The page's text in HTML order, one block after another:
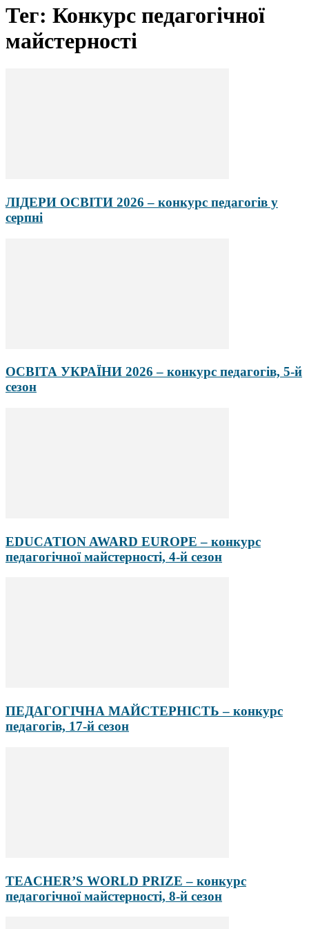
Тег: Конкурс педагогічної
майстерності
ЛІДЕРИ ОСВІТИ 2026 – конкурс педагогів у
серпні
ОСВІТА УКРАЇНИ 2026 – конкурс педагогів, 5-й
сезон
EDUCATION AWARD EUROPE – конкурс
педагогічної майстерності, 4-й сезон
ПЕДАГОГІЧНА МАЙСТЕРНІСТЬ – конкурс
педагогів, 17-й сезон
TEACHER’S WORLD PRIZE – конкурс
педагогічної майстерності, 8-й сезон